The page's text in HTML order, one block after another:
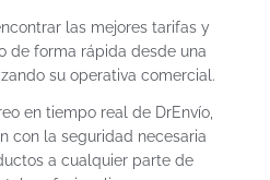
las mejores tarifas y
de forma rápida desde una
su operativa comercial.
en tiempo real de DrEnvío,
con la seguridad necesaria
a cualquier parte de